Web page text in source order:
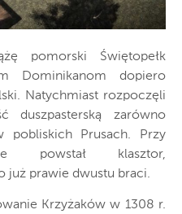
pomorski Świętopełk
Dominikanom dopiero
Natychmiast rozpoczęli
duszpasterską zarówno
Prusach. Przy
powstał klasztor,
już prawie dwustu braci.
Krzyżaków w 1308 r.